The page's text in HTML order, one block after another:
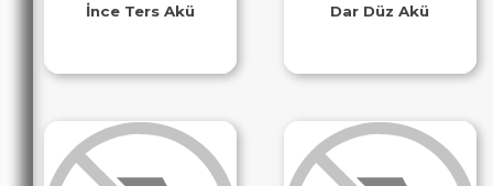
İnce Ters Akü
Dar Düz Akü